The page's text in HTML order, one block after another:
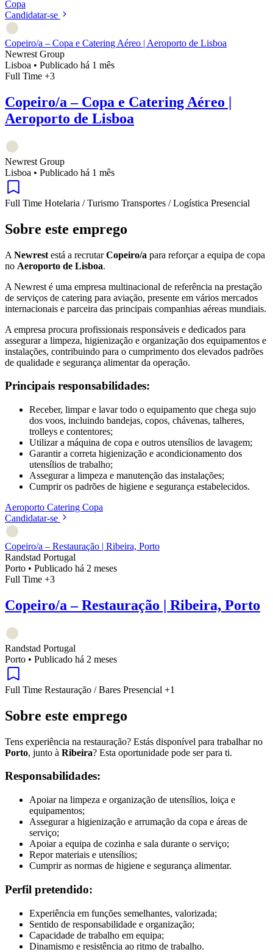
Copa
Candidatar-se
Copeiro/a – Copa e Catering Aéreo | Aeroporto de Lisboa
Newrest Group
Lisboa • Publicado há 1 mês
Full Time +3
Copeiro/a – Copa e Catering Aéreo |
Aeroporto de Lisboa
Newrest Group
Lisboa • Publicado há 1 mês
Full Time Hotelaria / Turismo Transportes / Logística Presencial
Sobre este emprego
A Newrest está a recrutarCopeiro/a para reforçar a equipa de copa
no Aeroporto de Lisboa.
A Newrest é uma empresa multinacional de referência na prestação
de serviços de catering para aviação, presente em vários mercados
internacionais e parceira das principais companhias aéreas mundiais.
A empresa procura profissionais responsáveis e dedicados para
assegurar a limpeza, higienização e organização dos equipamentos e
instalações, contribuindo para o cumprimento dos elevados padrões
de qualidade e segurança alimentar da operação.
Principais responsabilidades:
Receber, limpar e lavar todo o equipamento que chega sujo
dos voos, incluindo bandejas, copos, chávenas, talheres,
trolleys e contentores;
Utilizar a máquina de copa e outros utensílios de lavagem;
Garantir a correta higienização e acondicionamento dos
utensílios de trabalho;
Assegurar a limpeza e manutenção das instalações;
Cumprir os padrões de higiene e segurança estabelecidos.
Aeroporto Catering Copa
Candidatar-se
Copeiro/a – Restauração | Ribeira, Porto
Randstad Portugal
Porto • Publicado há 2 meses
Full Time +3
Copeiro/a – Restauração | Ribeira, Porto
Randstad Portugal
Porto • Publicado há 2 meses
Full Time Restauração / Bares Presencial +1
Sobre este emprego
Tens experiência na restauração? Estás disponível para trabalhar no
Porto, junto à Ribeira? Esta oportunidade pode ser para ti.
Responsabilidades:
Apoiar na limpeza e organização de utensílios, loiça e
equipamentos;
Assegurar a higienização e arrumação da copa e áreas de
serviço;
Apoiar a equipa de cozinha e sala durante o serviço;
Repor materiais e utensílios;
Cumprir as normas de higiene e segurança alimentar.
Perfil pretendido:
Experiência em funções semelhantes, valorizada;
Sentido de responsabilidade e organização;
Capacidade de trabalho em equipa;
Dinamismo e resistência ao ritmo de trabalho.